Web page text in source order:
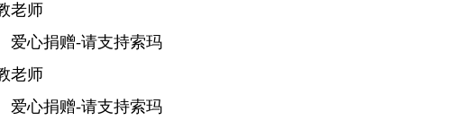
老师
爱心捐赠-请支持索玛
老师
爱心捐赠-请支持索玛